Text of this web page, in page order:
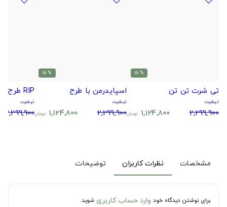
% 51
تی شرت تن تن
تیشرت
2,299,900
1,124,800 تومان
% 51
اسپایدرمن با طرح
تیشرت
2,299,900
1,124,800 تومان
RIP طرح آغاز شب ابدی!
تیشرت
2,299,900
مشخصات نظرات کاربران توضیحات
برای نوشتن دیدگاه خود وارد حساب کاربری شوید.